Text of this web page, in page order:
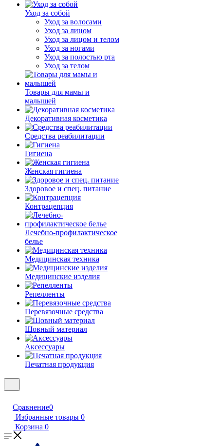
Уход за собой
Уход за волосами
Уход за лицом
Уход за лицом и телом
Уход за ногами
Уход за полостью рта
Уход за телом
Товары для мамы и
малышей
Декоративная косметика
Средства реабилитации
Гигиена
Женская гигиена
Здоровое и спец. питание
Контрацепция
Лечебно-профилактическое
белье
Медицинская техника
Медицинские изделия
Репелленты
Перевязочные средства
Шовный материал
Аксессуары
Печатная продукция
Сравнение0
Избранные товары 0
Корзина 0